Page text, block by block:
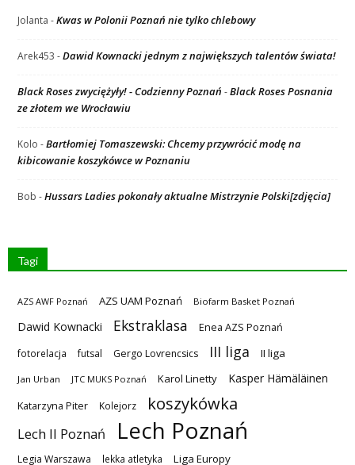
Jolanta -Kwas w Polonii Poznań nie tylko chlebowy
Arek453 -Dawid Kownacki jednym z największych talentów świata!
Black Roses zwyciężyły! - Codzienny Poznań -Black Roses Posnania
ze złotem we Wrocławiu
Kolo -Bartłomiej Tomaszewski: Chcemy przywrócić modę na
kibicowanie koszykówce w Poznaniu
Bob -Hussars Ladies pokonały aktualne Mistrzynie Polski[zdjęcia]
Tagi
AZS AWF Poznań AZS UAM Poznań Biofarm Basket Poznań
Dawid Kownacki Ekstraklasa Enea AZS Poznań
fotorelacja futsal Gergo Lovrencsics III liga II liga
Jan Urban JTC MUKS Poznań Karol Linetty Kasper Hämäläinen
Katarzyna Piter Kolejorz koszykówka
Lech II Poznań Lech Poznań
Legia Warszawa lekka atletyka Liga Europy